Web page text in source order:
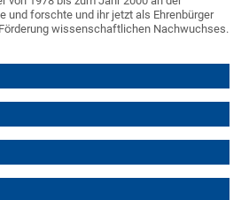
und forschte und ihr jetzt als Ehrenbürger
wissenschaftlichen Nachwuchses.